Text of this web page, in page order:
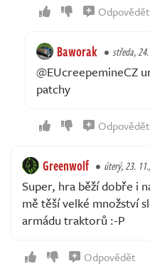
Odpovědět
Baworak středa,
@EUcreepemineCZ
patchy
Odpovědět
Greenwolf úterý, 23.
Super, hra běží dobře i
mě těší velké množství
armádu traktorů :-P
Odpovědět